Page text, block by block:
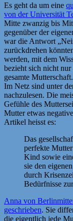
Es geht da um eine
von der Universität
Mitte zwanzig bis
gegenüber der
war die Antwort
zurückdrehen
werden, mit dem
bezieht sich nicht
gesamte Mutterschaft.
Im Netz sind unter
nachzulesen. Die
Gefühle des
Mutter etwas
Artikel heisst es:
Das
perfekte
Kind sowie
sie den
durch
Bedürfnisse
Anna von
geschrieben. Sie
die eigentlich jede